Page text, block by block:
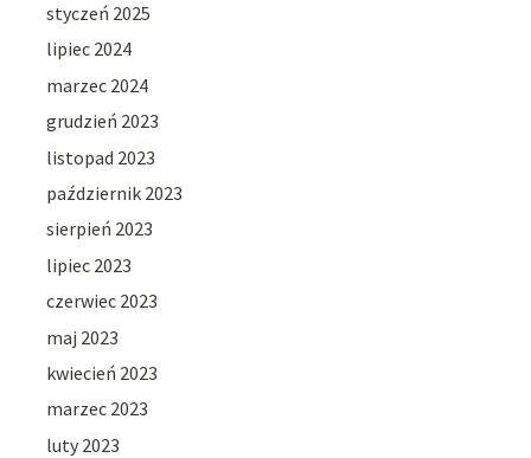
styczeń 2025
lipiec 2024
marzec 2024
grudzień 2023
listopad 2023
październik 2023
sierpień 2023
lipiec 2023
czerwiec 2023
maj 2023
kwiecień 2023
marzec 2023
luty 2023